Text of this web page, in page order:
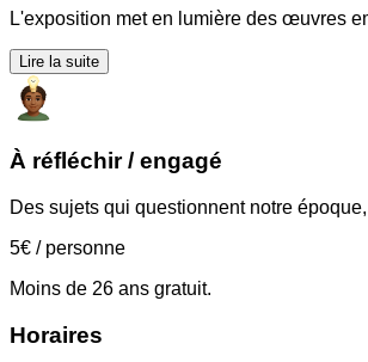
L'exposition met en lumière des œuvres
Lire la suite
À réfléchir / engagé
Des sujets qui questionnent notre
5€ / personne
Moins de 26 ans gratuit.
Horaires